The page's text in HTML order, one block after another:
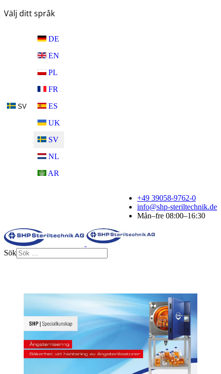
Välj ditt språk
SV
DE
EN
PL
FR
ES
UK
SV
NL
AR
+49 39058-9762-0
info@shp-steriltechnik.de
Mån–fre 08:00–16:30
Sök